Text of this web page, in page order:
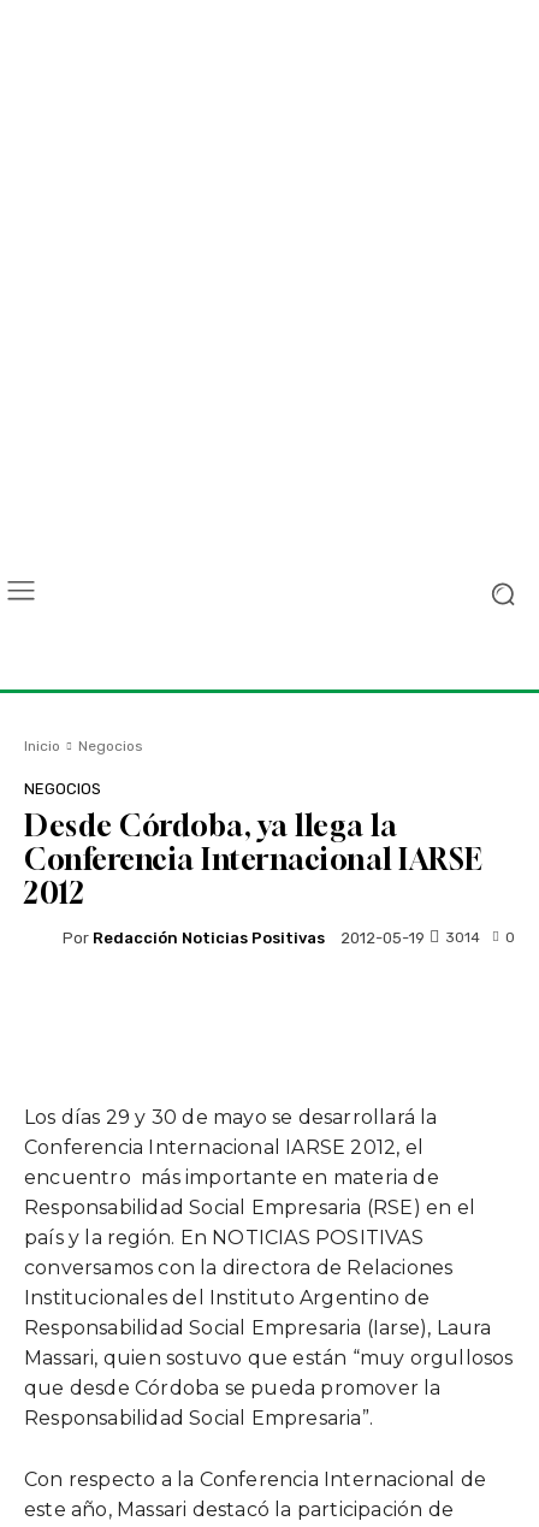
Inicio Negocios
NEGOCIOS
Desde Córdoba, ya llega la
Conferencia Internacional IARSE
2012
Por Redacción Noticias Positivas 2012-05-19 0
3014
Los días 29 y 30 de mayo se desarrollará la
Conferencia Internacional IARSE 2012, el
encuentro más importante en materia de
Responsabilidad Social Empresaria (RSE) en el
país y la región. En NOTICIAS POSITIVAS
conversamos con la directora de Relaciones
Institucionales del Instituto Argentino de
Responsabilidad Social Empresaria (Iarse), Laura
Massari, quien sostuvo que están “muy orgullosos
que desde Córdoba se pueda promover la
Responsabilidad Social Empresaria”.
Con respecto a la Conferencia Internacional de
este año, Massari destacó la participación de